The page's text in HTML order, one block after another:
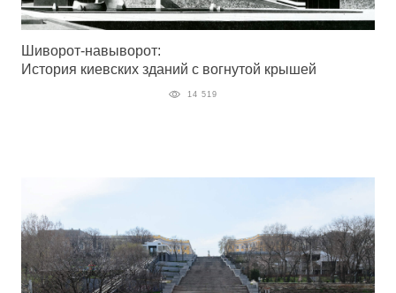
Шиворот-навыворот:
История киевских зданий с вогнутой крышей
14 519